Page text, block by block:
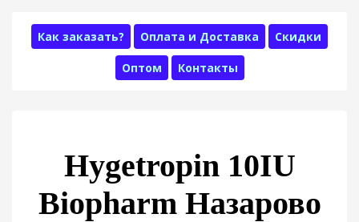
Как заказать? Оплата и Доставка Скидки
Оптом Контакты
Hygetropin 10IU
Biopharm Назарово